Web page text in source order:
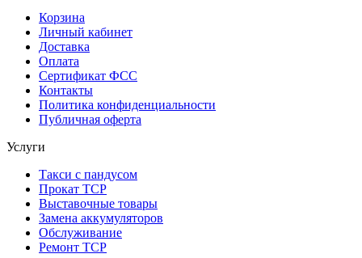
Корзина
Личный кабинет
Доставка
Оплата
Сертификат ФСС
Контакты
Политика конфиденциальности
Публичная оферта
Услуги
Такси с пандусом
Прокат ТСР
Выставочные товары
Замена аккумуляторов
Обслуживание
Ремонт ТСР